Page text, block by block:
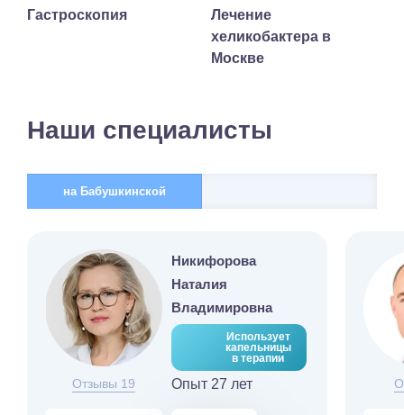
Гастроскопия
Лечение
хеликобактера в
Москве
Наши специалисты
на Бабушкинской
Отзывы 19
Никифорова
Наталия
Владимировна
Использует
капельницы
в терапии
Опыт 27 лет